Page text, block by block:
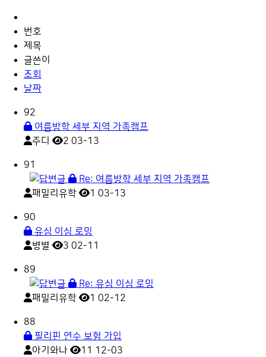
무엇이든 물어보세요 목록
번호
제목
글쓴이
조회
날짜
92
여름방학 세부 지역 가족캠프
주디
2 03-13
91
Re: 여름방학 세부 지역 가족캠프
패밀리유학
1 03-13
90
유심 이심 로밍
병별
3 02-11
89
Re: 유심 이심 로밍
패밀리유학
1 02-12
88
필리핀 연수 보험 가입
아기와나
11 12-03